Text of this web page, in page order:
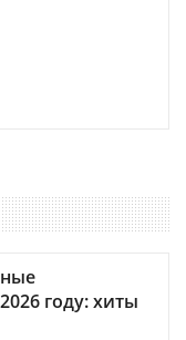
году: хиты